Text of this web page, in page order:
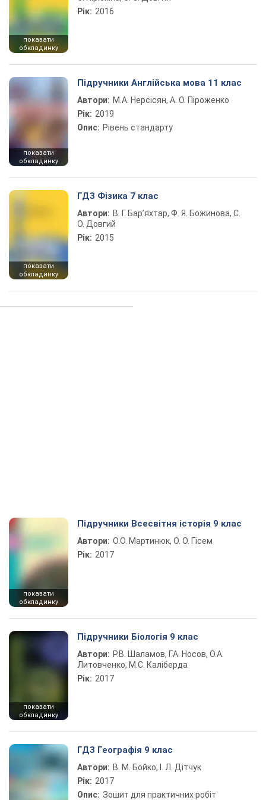
показати
обкладинку
Рік: 2016
показати
обкладинку
Підручники Англійська мова 11 клас
Автори: М.А. Нерсісян, А. О. Піроженко
Рік: 2019
Опис: Рівень стандарту
показати
обкладинку
ГДЗ Фізика 7 клас
Автори: В. Г. Бар’яхтар, Ф. Я. Божинова, С.
О. Довгий
Рік: 2015
показати
обкладинку
Підручники Всесвітня історія 9 клас
Автори: О.О. Мартинюк, О. О. Гісем
Рік: 2017
показати
обкладинку
Підручники Біологія 9 клас
Автори: Р.В. Шаламов, Г.А. Носов, О.А.
Литовченко, М.С. Каліберда
Рік: 2017
ГДЗ Географія 9 клас
Автори: В. М. Бойко, І. Л. Дітчук
Рік: 2017
Опис: Зошит для практичних робіт